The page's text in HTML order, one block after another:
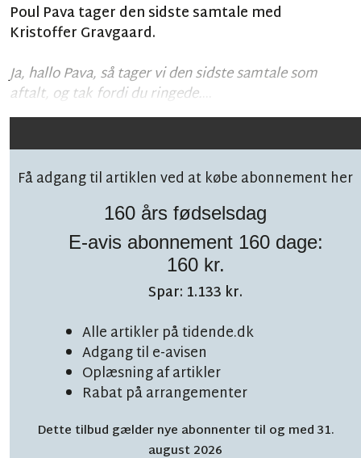
Poul Pava tager den sidste samtale med
Kristoffer Gravgaard.
Ja, hallo Pava, så tager vi den sidste samtale som
aftalt, og tak fordi du ringede....
Få adgang til artiklen ved at købe abonnement her
160 års fødselsdag
E-avis abonnement 160 dage:
160 kr.
Spar: 1.133 kr.
Alle artikler på tidende.dk
Adgang til e-avisen
Oplæsning af artikler
Rabat på arrangementer
Dette tilbud gælder nye abonnenter til og med 31.
august 2026
Følg debatten på facebook!
LÆSETID 5 MIN.
Bornholms hemmelige
flugthavn med 'hold